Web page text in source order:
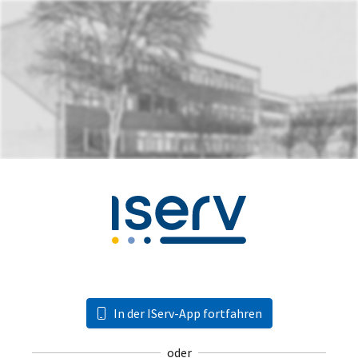
In der IServ-App fortfahren
oder